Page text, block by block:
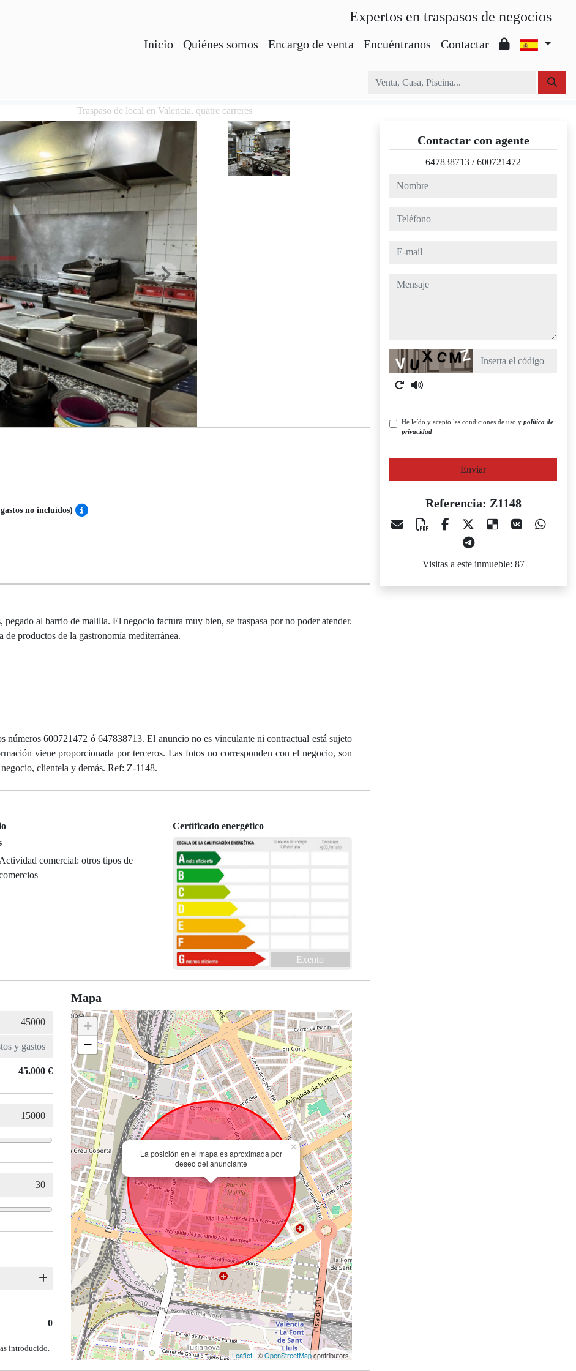
Expertos en traspasos de negocios
Inicio Quiénes somos Encargo de venta Encuéntranos Contactar
Traspaso de local en Valencia, quatre carreres
no incluídos)
pegado al barrio de malilla. El negocio factura muy bien, se traspasa por no poder atender.
de productos de la gastronomía mediterránea.
números 600721472 ó 647838713. El anuncio no es vinculante ni contractual está sujeto
viene proporcionada por terceros. Las fotos no corresponden con el negocio, son
clientela y demás. Ref: Z-1148.
Actividad comercial: otros tipos de
Certificado energético
Exento
45.000 €
0
introducido.
Mapa
La posición en el mapa es aproximada por
deseo del anunciante
×
+
−
Leaflet | ©OpenStreetMapcontributors
Contactar con agente
647838713 /600721472
nombre
teléfono
e-mail
mensaje
Captcha
He leído y acepto las condiciones de uso y política de
privacidad
Enviar
Referencia: Z1148
Visitas a este inmueble: 87